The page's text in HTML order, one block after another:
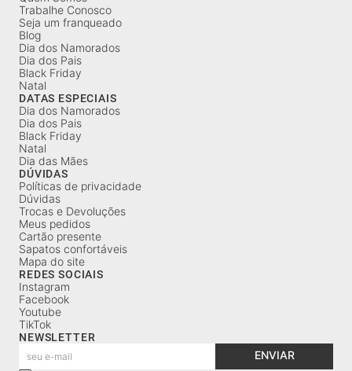
Trabalhe Conosco
Seja um franqueado
Blog
Dia dos Namorados
Dia dos Pais
Black Friday
Natal
DATAS ESPECIAIS
Dia dos Namorados
Dia dos Pais
Black Friday
Natal
Dia das Mães
DÚVIDAS
Políticas de privacidade
Dúvidas
Trocas e Devoluções
Meus pedidos
Cartão presente
Sapatos confortáveis
Mapa do site
REDES SOCIAIS
Instagram
Facebook
Youtube
TikTok
NEWSLETTER
ENVIAR